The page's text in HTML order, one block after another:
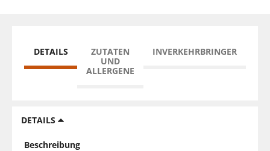
DETAILS
ZUTATEN
UND
ALLERGENE
INVERKEHRBRINGER
DETAILS
Beschreibung